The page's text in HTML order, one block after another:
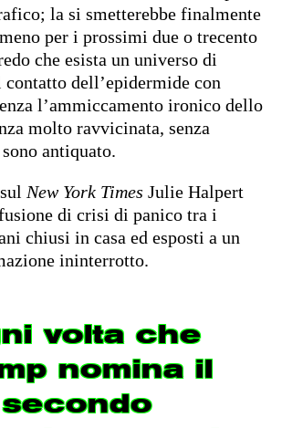
la si smetterebbe finalmente
per i prossimi due o trecento
che esista un universo di
contatto dell’epidermide con
l’ammiccamento ironico dello
molto ravvicinata, senza
antiquato.
New York Times Julie Halpert
di crisi di panico tra i
chiusi in casa ed esposti a un
ininterrotto.
volta che
nomina il
secondo